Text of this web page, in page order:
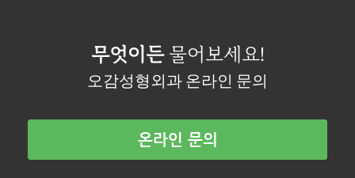
무엇이든물어보세요!
오감성형외과 온라인 문의
온라인 문의